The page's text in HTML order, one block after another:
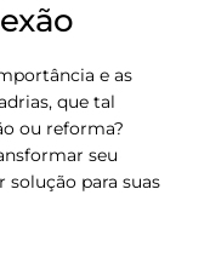
e as
que tal
ou reforma?
seu
solução para suas